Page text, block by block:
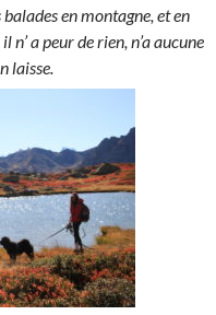
en montagne, et en
a peur de rien, n’a aucune
laisse.